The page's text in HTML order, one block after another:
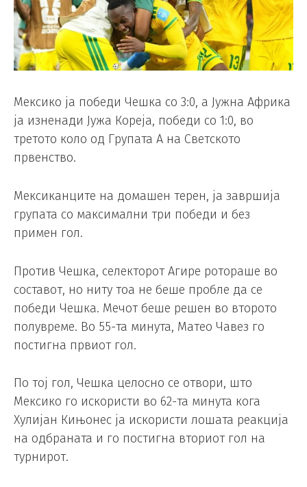
Мексико ја победи Чешка со 3:0, а Јужна Африка
ја изненади Јужа Кореја, победи со 1:0, во
третото коло од Групата А на Светското
првенство.
Мексиканците на домашен терен, ја завршија
групата со максимални три победи и без
примен гол.
Против Чешка, селекторот Агире ротораше во
составот, но ниту тоа не беше пробле да се
победи Чешка. Мечот беше решен во второто
полувреме. Во 55-та минута, Матео Чавез го
постигна првиот гол.
По тој гол, Чешка целосно се отвори, што
Мексико го искористи во 62-та минута кога
Хулијан Кињонес ја искористи лошата реакција
на одбраната и го постигна вториот гол на
турнирот.